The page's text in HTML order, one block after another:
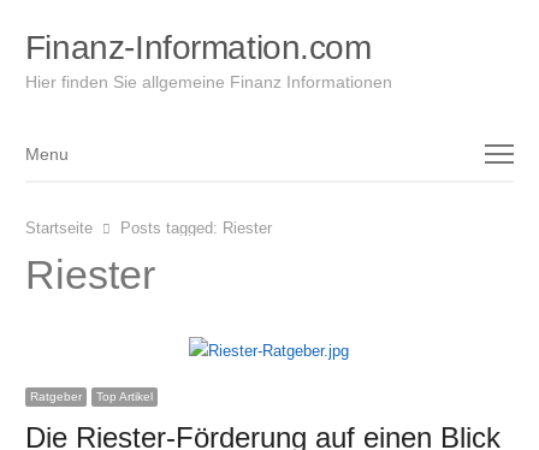
Finanz-Information.com
Hier finden Sie allgemeine Finanz Informationen
Menu
Menu
Startseite Posts tagged: Riester
Riester
Ratgeber Top Artikel
Die Riester-Förderung auf einen Blick